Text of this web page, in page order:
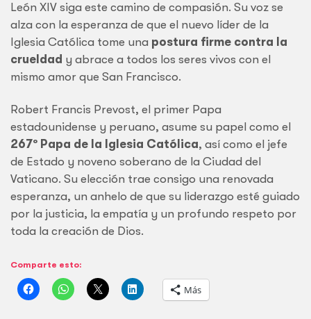
León XIV siga este camino de compasión. Su voz se
alza con la esperanza de que el nuevo líder de la
Iglesia Católica tome una postura firme contra la
crueldad y abrace a todos los seres vivos con el
mismo amor que San Francisco.
Robert Francis Prevost, el primer Papa
estadounidense y peruano, asume su papel como el
267º Papa de la Iglesia Católica, así como el jefe
de Estado y noveno soberano de la Ciudad del
Vaticano. Su elección trae consigo una renovada
esperanza, un anhelo de que su liderazgo esté guiado
por la justicia, la empatía y un profundo respeto por
toda la creación de Dios.
Comparte esto:
Más